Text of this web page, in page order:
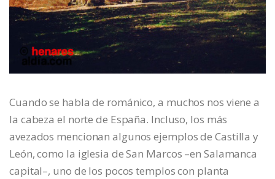
Cuando se habla de románico, a muchos nos viene a
la cabeza el norte de España. Incluso, los más
avezados mencionan algunos ejemplos de Castilla y
León, como la iglesia de San Marcos –en Salamanca
capital–, uno de los pocos templos con planta